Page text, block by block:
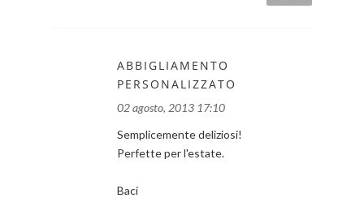
ABBIGLIAMENTO
PERSONALIZZATO
02 agosto, 2013 17:10
Semplicemente deliziosi!
Perfette per l'estate.
Baci